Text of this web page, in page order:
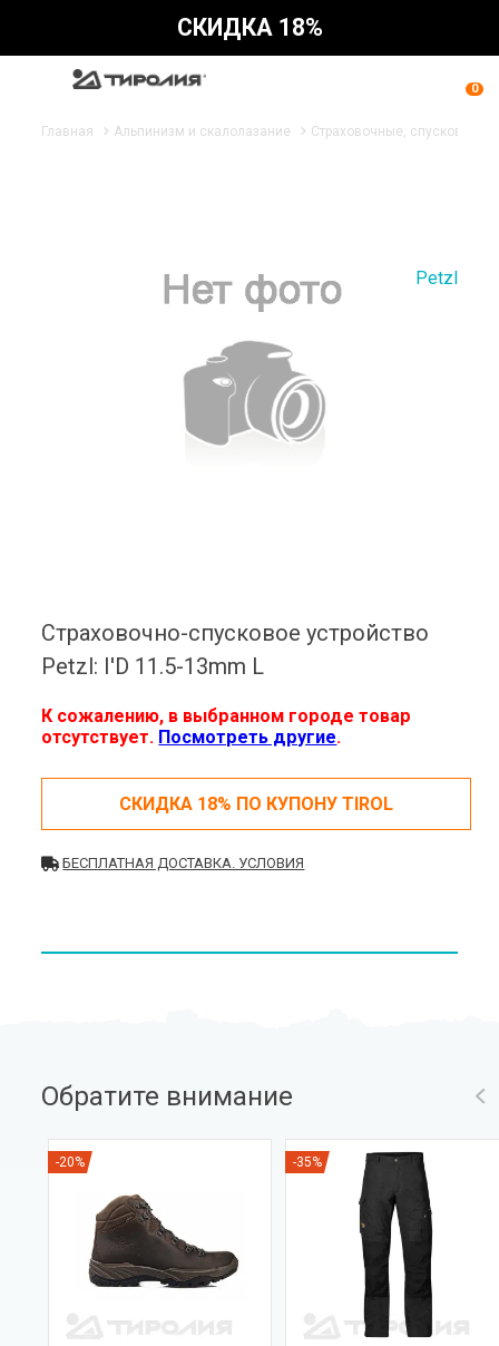
СКИДКА 18%
0
Главная Альпинизм и скалолазание Страховочные, спусковые
Petzl
Страховочно-спусковое устройство
Petzl: I'D 11.5-13mm L
К сожалению, в выбранном городе товар
отсутствует. Посмотреть другие.
СКИДКА 18% ПО КУПОНУ TIROL
БЕСПЛАТНАЯ ДОСТАВКА. УСЛОВИЯ
Обратите внимание
-20% -35%